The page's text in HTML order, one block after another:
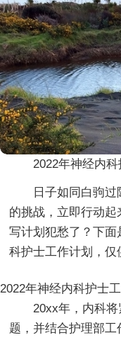
2022年神经内
日子如同白驹
的挑战，立即行动
写计划犯愁了？下面
科护士工作计划，仅
2022年神经内科护士
20xx年，内科将
题，并结合护理部